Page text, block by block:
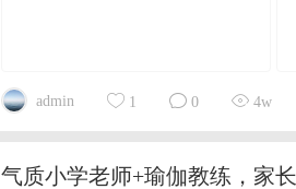
admin 1 0 4w
气质小学老师+瑜伽教练，家